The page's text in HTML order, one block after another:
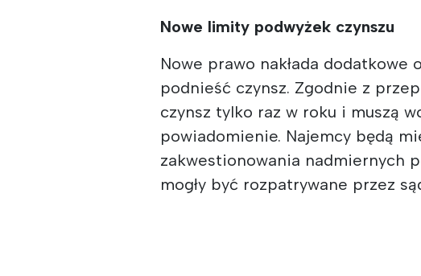
Nowe limity podwyżek czynszu
Nowe prawo nakłada
podnieść czynsz. Zgodnie z
czynsz tylko raz w roku i muszą
powiadomienie. Najemcy będą
zakwestionowania nadmiernych
mogły być rozpatrywane przez